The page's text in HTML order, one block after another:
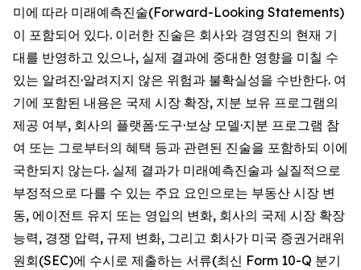
미에 따라 미래예측진술(Forward-Looking Statements)
이 포함되어 있다. 이러한 진술은 회사와 경영진의 현재 기
대를 반영하고 있으나, 실제 결과에 중대한 영향을 미칠 수
있는 알려진·알려지지 않은 위험과 불확실성을 수반한다. 여
기에 포함된 내용은 국제 시장 확장, 지분 보유 프로그램의
제공 여부, 회사의 플랫폼·도구·보상 모델·지분 프로그램 참
여 또는 그로부터의 혜택 등과 관련된 진술을 포함하되 이에
국한되지 않는다. 실제 결과가 미래예측진술과 실질적으로
부정적으로 다를 수 있는 주요 요인으로는 부동산 시장 변
동, 에이전트 유지 또는 영입의 변화, 회사의 국제 시장 확장
능력, 경쟁 압력, 규제 변화, 그리고 회사가 미국 증권거래위
원회(SEC)에 수시로 제출하는 서류(최신 Form 10-Q 분기